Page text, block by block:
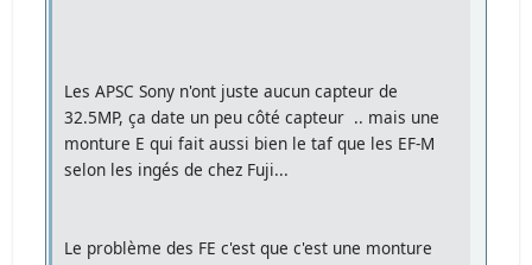
Les APSC Sony n'ont juste aucun capteur de
32.5MP, ça date un peu côté capteur .. mais une
monture E qui fait aussi bien le taf que les EF-M
selon les ingés de chez Fuji...
Le problème des FE c'est que c'est une monture